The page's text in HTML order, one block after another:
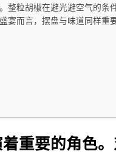
整粒胡椒在避光避空气的条
宴而言，摆盘与味道同样重
重要的角色